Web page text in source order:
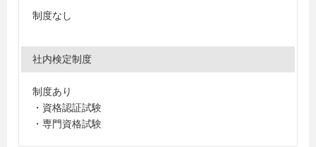
制度なし
社内検定制度
制度あり
・資格認証試験
・専門資格試験